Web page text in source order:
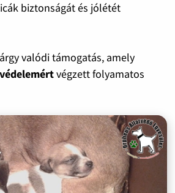
biztonságát és jólétét
valódi támogatás, amely
végzett folyamatos